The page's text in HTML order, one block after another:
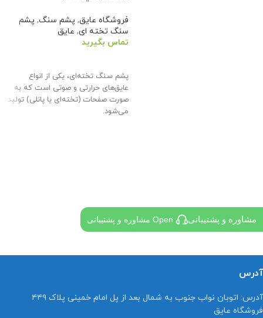
فروشگاه عایق, پشم سنگ, پشم
سنگ تخته ای, عایق
تماس بگیرید
پشم سنگ تخته‌ای، یکی از انواع
عایق‌های حرارتی و صوتی است که به
صورت صفحات (تخته‌ای یا پانلی) تولید
می‌شود.
مشاوره و پشتیبانی Open مشاوره و پشتیبانی
آدرس
آدرس:
اتوبان نواب جنوب به شمال بعد از پل امام خمینی پلاک ۴۴۹
فروشگاه عایق